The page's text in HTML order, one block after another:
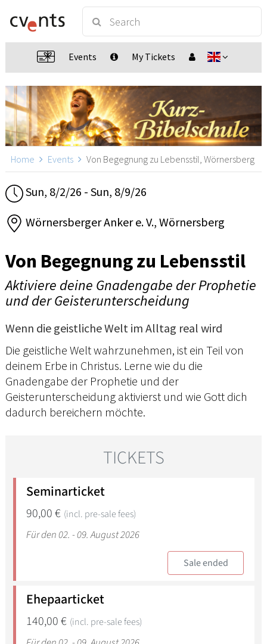
Events My Tickets
Home Events Von Begegnung zu Lebensstil, Wörnersberg
Sun, 8/2/26 - Sun, 8/9/26
Wörnersberger Anker e. V., Wörnersberg
Von Begegnung zu Lebensstil
Aktiviere deine Gnadengabe der Prophetie
und der Geisterunterscheidung
Wenn die geistliche Welt im Alltag real wird
Die geistliche Welt wahrzunehmen, ist ein Teil von
deinem Erbe in Christus. Lerne wie du die
Gnadengabe der Prophetie und der
Geisterunterscheidung aktivierst und wie Gott dich
dadurch bereichern möchte.